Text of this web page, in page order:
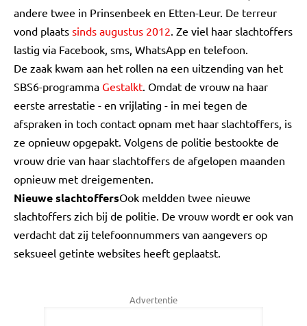
andere twee in Prinsenbeek en Etten-Leur. De terreur
vond plaats sinds augustus 2012. Ze viel haar slachtoffers
lastig via Facebook, sms, WhatsApp en telefoon.
De zaak kwam aan het rollen na een uitzending van het
SBS6-programma Gestalkt. Omdat de vrouw na haar
eerste arrestatie - en vrijlating - in mei tegen de
afspraken in toch contact opnam met haar slachtoffers, is
ze opnieuw opgepakt. Volgens de politie bestookte de
vrouw drie van haar slachtoffers de afgelopen maanden
opnieuw met dreigementen.
Nieuwe slachtoffersOok meldden twee nieuwe
slachtoffers zich bij de politie. De vrouw wordt er ook van
verdacht dat zij telefoonnummers van aangevers op
seksueel getinte websites heeft geplaatst.
Advertentie